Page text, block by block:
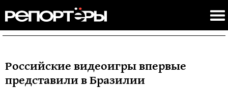
Российские видеоигры впервые
представили в Бразилии